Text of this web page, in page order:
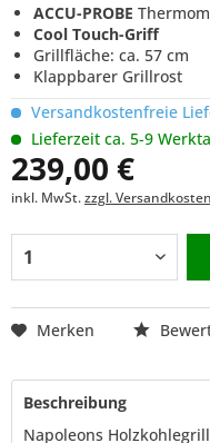
ACCU-PROBE
Cool Touch-Griff
Grillfläche: ca. 57 cm
Klappbarer Grillrost
Versandkostenfreie
Lieferzeit ca. 5-9
239,00 €
inkl. MwSt.zzgl. Versandkosten
Merken
Beschreibung
Napoleons